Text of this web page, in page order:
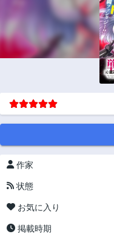
作家
状態
お気に入り
掲載時期